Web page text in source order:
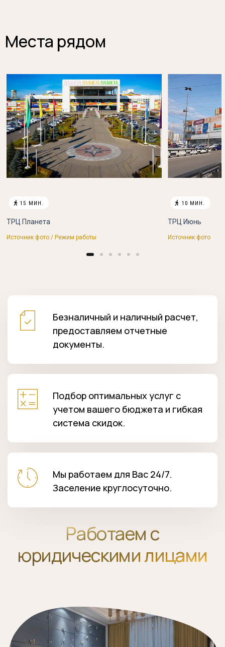
Места рядом
 15 МИН.
ТРЦ Планета
Источник фото / Режим работы
 10 МИН.
ТРЦ Июнь
Источник фото
Безналичный и наличный расчет,
предоставляем отчетные
документы.
Подбор оптимальных услуг с
учетом вашего бюджета и гибкая
система скидок.
Мы работаем для Вас 24/7.
Заселение круглосуточно.
Работаем с
юридическими лицами